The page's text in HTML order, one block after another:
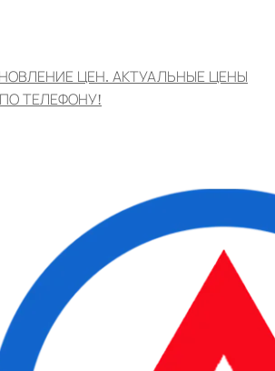
ЦЕН. АКТУАЛЬНЫЕ ЦЕНЫ
ТЕЛЕФОНУ!